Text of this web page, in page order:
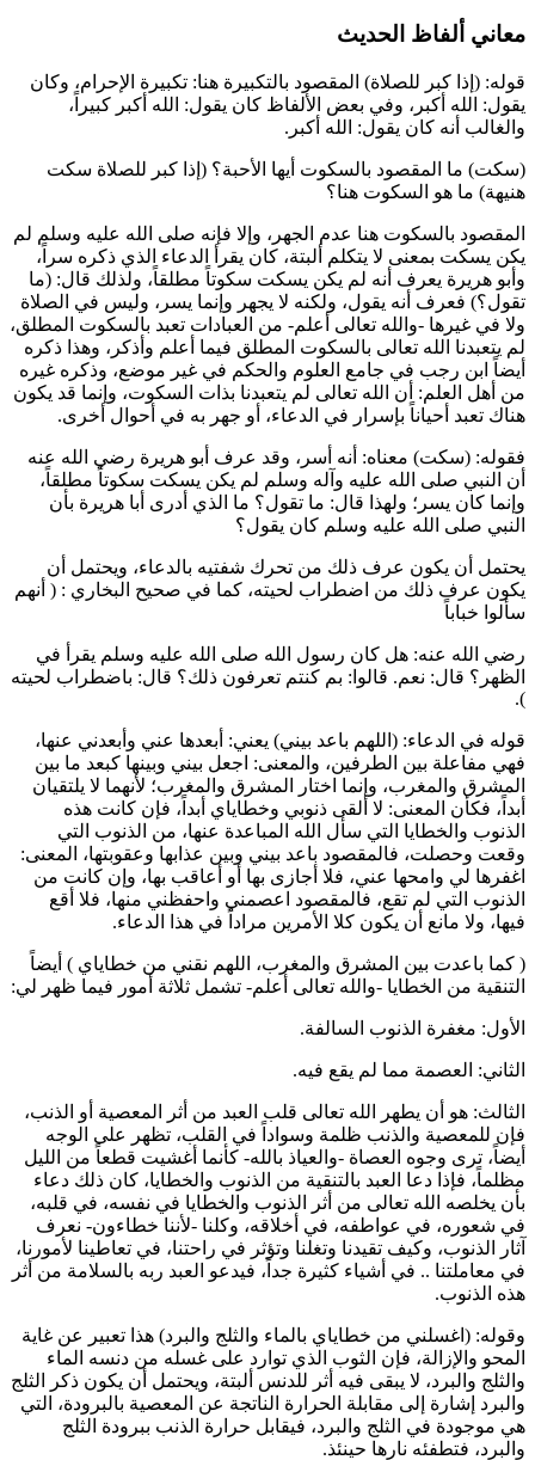
معاني ألفاظ الحديث
قوله: (إذا كبر للصلاة) المقصود بالتكبيرة هنا: تكبيرة الإحرام، وكان
يقول: الله أكبر، وفي بعض الألفاظ كان يقول: الله أكبر كبيراً،
والغالب أنه كان يقول: الله أكبر.
(سكت) ما المقصود بالسكوت أيها الأحبة؟ (إذا كبر للصلاة سكت
هنيهة) ما هو السكوت هنا؟
المقصود بالسكوت هنا عدم الجهر، وإلا فإنه صلى الله عليه وسلم لم
يكن يسكت بمعنى لا يتكلم ألبتة، كان يقرأ الدعاء الذي ذكره سراً،
و أبو هريرة يعرف أنه لم يكن يسكت سكوتاً مطلقاً، ولذلك قال: (ما
تقول؟) فعرف أنه يقول، ولكنه لا يجهر وإنما يسر، وليس في الصلاة
ولا في غيرها -والله تعالى أعلم- من العبادات تعبد بالسكوت المطلق،
لم يتعبدنا الله تعالى بالسكوت المطلق فيما أعلم وأذكر، وهذا ذكره
أيضاً ابن رجب في جامع العلوم والحكم في غير موضع، وذكره غيره
من أهل العلم: أن الله تعالى لم يتعبدنا بذات السكوت، وإنما قد يكون
هناك تعبد أحياناً بإسرار في الدعاء، أو جهر به في أحوال أخرى.
فقوله: (سكت) معناه: أنه أسر، وقد عرف أبو هريرة رضي الله عنه
أن النبي صلى الله عليه وآله وسلم لم يكن يسكت سكوتاً مطلقاً،
وإنما كان يسر؛ ولهذا قال: ما تقول؟ ما الذي أدرى أبا هريرة بأن
النبي صلى الله عليه وسلم كان يقول؟
يحتمل أن يكون عرف ذلك من تحرك شفتيه بالدعاء، ويحتمل أن
يكون عرف ذلك من اضطراب لحيته، كما في صحيح البخاري : ( أنهم
سألوا خباباً
رضي الله عنه: هل كان رسول الله صلى الله عليه وسلم يقرأ في
الظهر؟ قال: نعم. قالوا: بم كنتم تعرفون ذلك؟ قال: باضطراب لحيته
).
قوله في الدعاء: (اللهم باعد بيني) يعني: أبعدها عني وأبعدني عنها،
فهي مفاعلة بين الطرفين، والمعنى: اجعل بيني وبينها كبعد ما بين
المشرق والمغرب، وإنما اختار المشرق والمغرب؛ لأنهما لا يلتقيان
أبداً، فكأن المعنى: لا ألقى ذنوبي وخطاياي أبداً، فإن كانت هذه
الذنوب والخطايا التي سأل الله المباعدة عنها، من الذنوب التي
وقعت وحصلت، فالمقصود باعد بيني وبين عذابها وعقوبتها، المعنى:
اغفرها لي وامحها عني، فلا أجازى بها أو أعاقب بها، وإن كانت من
الذنوب التي لم تقع، فالمقصود اعصمني واحفظني منها، فلا أقع
فيها، ولا مانع أن يكون كلا الأمرين مراداً في هذا الدعاء.
( كما باعدت بين المشرق والمغرب، اللهم نقني من خطاياي ) أيضاً
التنقية من الخطايا -والله تعالى أعلم- تشمل ثلاثة أمور فيما ظهر لي:
الأول: مغفرة الذنوب السالفة.
الثاني: العصمة مما لم يقع فيه.
الثالث: هو أن يطهر الله تعالى قلب العبد من أثر المعصية أو الذنب،
فإن للمعصية والذنب ظلمة وسواداً في القلب، تظهر على الوجه
أيضاً، ترى وجوه العصاة -والعياذ بالله- كأنما أغشيت قطعاً من الليل
مظلماً، فإذا دعا العبد بالتنقية من الذنوب والخطايا، كان ذلك دعاء
بأن يخلصه الله تعالى من أثر الذنوب والخطايا في نفسه، في قلبه،
في شعوره، في عواطفه، في أخلاقه، وكلنا -لأننا خطاءون- نعرف
آثار الذنوب، وكيف تقيدنا وتغلنا وتؤثر في راحتنا، في تعاطينا لأمورنا،
في معاملتنا .. في أشياء كثيرة جداً، فيدعو العبد ربه بالسلامة من أثر
هذه الذنوب.
وقوله: (اغسلني من خطاياي بالماء والثلج والبرد) هذا تعبير عن غاية
المحو والإزالة، فإن الثوب الذي توارد على غسله من دنسه الماء
والثلج والبرد، لا يبقى فيه أثر للدنس ألبتة، ويحتمل أن يكون ذكر الثلج
والبرد إشارة إلى مقابلة الحرارة الناتجة عن المعصية بالبرودة، التي
هي موجودة في الثلج والبرد، فيقابل حرارة الذنب ببرودة الثلج
والبرد، فتطفئه نارها حينئذ.